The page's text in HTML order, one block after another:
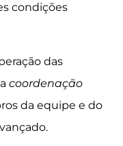
condições
das
coordenação
da equipe e do